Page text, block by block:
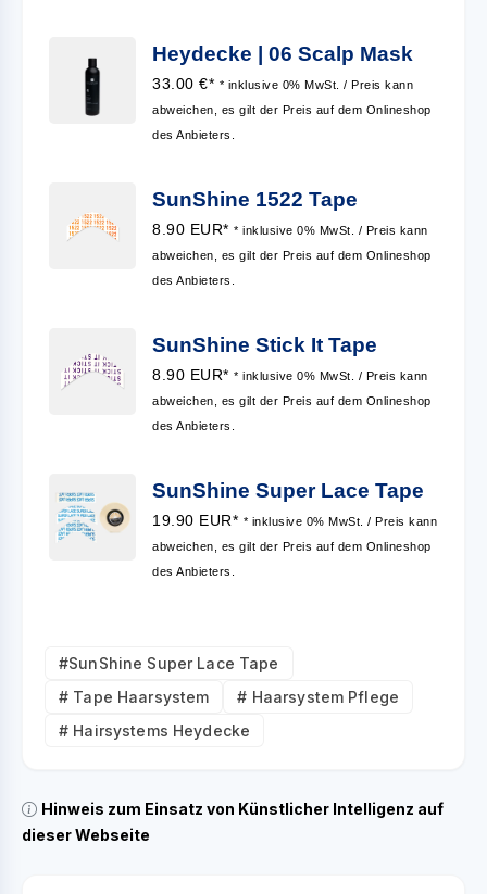
Heydecke | 06 Scalp Mask
33.00 €* * inklusive 0% MwSt. / Preis kann
abweichen, es gilt der Preis auf dem Onlineshop
des Anbieters.
SunShine 1522 Tape
8.90 EUR* * inklusive 0% MwSt. / Preis kann
abweichen, es gilt der Preis auf dem Onlineshop
des Anbieters.
SunShine Stick It Tape
8.90 EUR* * inklusive 0% MwSt. / Preis kann
abweichen, es gilt der Preis auf dem Onlineshop
des Anbieters.
SunShine Super Lace Tape
19.90 EUR* * inklusive 0% MwSt. / Preis kann
abweichen, es gilt der Preis auf dem Onlineshop
des Anbieters.
#SunShine Super Lace Tape
# Tape Haarsystem
# Haarsystem Pflege
# Hairsystems Heydecke
Hinweis zum Einsatz von Künstlicher Intelligenz auf
dieser Webseite